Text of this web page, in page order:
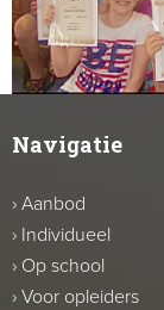
Navigatie
› Aanbod
› Individueel
› Op school
› Voor opleiders